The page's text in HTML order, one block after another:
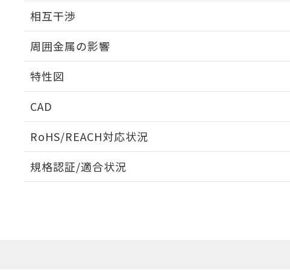
相互干渉
A: 80mm以上、B: 60mm以上
周囲金属の影響
特性図
CAD
RoHS/REACH対応状況
EU RoHS 注意事項・凡例
規格認証/適合状況